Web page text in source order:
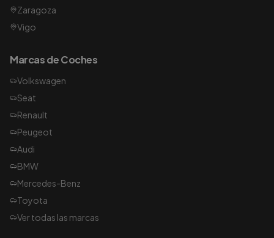
Zaragoza
Vigo
Marcas de Coches
Volkswagen
Seat
Renault
Peugeot
Audi
BMW
Mercedes-Benz
Toyota
Ver todas las marcas